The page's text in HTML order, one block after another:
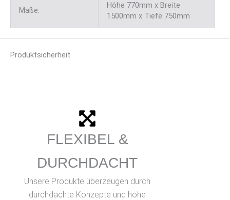
Maße:
Höhe 770mm x Breite
1500mm x Tiefe 750mm
Produktsicherheit
FLEXIBEL &
DURCHDACHT
Unsere Produkte überzeugen durch
durchdachte Konzepte und hohe